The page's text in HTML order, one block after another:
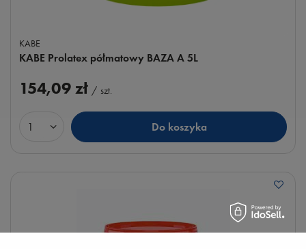
KABE
KABE Prolatex półmatowy BAZA A 5L
154,09 zł / szt.
Ilość produktów Do koszyka